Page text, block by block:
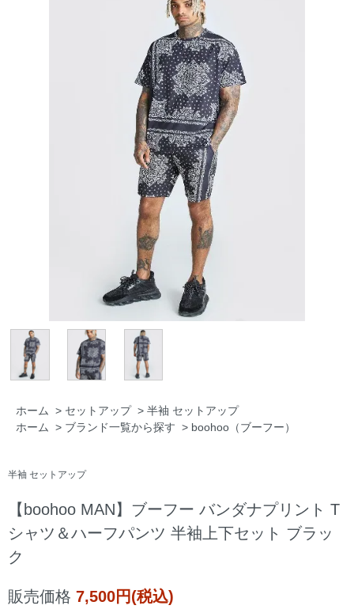
ホーム > セットアップ > 半袖 セットアップ
ホーム > ブランド一覧から探す > boohoo（ブーフー）
半袖 セットアップ
【boohoo MAN】ブーフー バンダナプリント T
シャツ＆ハーフパンツ 半袖上下セット ブラッ
ク
販売価格 7,500円(税込)